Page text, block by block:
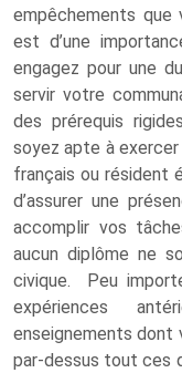
empêchements que
est d’une
engagez pour une
servir votre
des prérequis
soyez apte à
français ou résident
d’assurer une
accomplir vos
aucun diplôme ne
civique. Peu
expériences
enseignements dont
par-dessus tout ces